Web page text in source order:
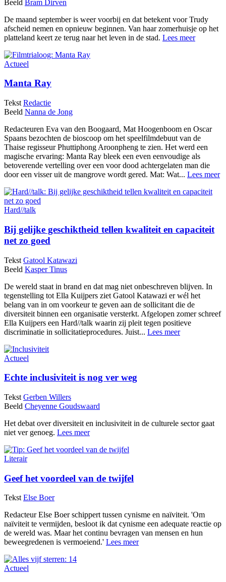
Beeld Bram Dirven
De maand september is weer voorbij en dat betekent voor Trudy
afscheid nemen en opnieuw beginnen. Van haar zomerhuisje op het
platteland keert ze terug naar het leven in de stad. Lees meer
Actueel
Manta Ray
Tekst Redactie
Beeld Nanna de Jong
Redacteuren Eva van den Boogaard, Mat Hoogenboom en Oscar
Spaans bezochten de bioscoop om het speelfilmdebuut van de
Thaise regisseur Phuttiphong Aroonpheng te zien. Het werd een
magische ervaring: Manta Ray bleek een even eenvoudige als
betoverende vertelling over een voor dood achtergelaten man die
door een visser uit de mangrove wordt gered. Mat: Wat... Lees meer
Hard//talk
Bij gelijke geschiktheid tellen kwaliteit en capaciteit
net zo goed
Tekst Gatool Katawazi
Beeld Kasper Tinus
De wereld staat in brand en dat mag niet onbeschreven blijven. In
tegenstelling tot Ella Kuijpers ziet Gatool Katawazi er wél het
belang van in om voorkeur te geven aan de sollicitant die de
diversiteit binnen een organisatie versterkt. Afgelopen zomer schreef
Ella Kuijpers een Hard//talk waarin zij pleit tegen positieve
discriminatie in sollicitatieprocedures. Juist... Lees meer
Actueel
Echte inclusiviteit is nog ver weg
Tekst Gerben Willers
Beeld Cheyenne Goudswaard
Het debat over diversiteit en inclusiviteit in de culturele sector gaat
niet ver genoeg. Lees meer
Literair
Geef het voordeel van de twijfel
Tekst Else Boer
Redacteur Else Boer schippert tussen cynisme en naïviteit. 'Om
naïviteit te vermijden, besloot ik dat cynisme een adequate reactie op
de wereld was. Maar het continu bevragen van mensen en hun
beweegredenen is vermoeiend.' Lees meer
Actueel